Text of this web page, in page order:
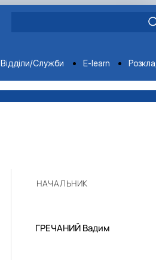
Відділи/Служби E-learn
НАЧАЛЬНИК
ГРЕЧАНИЙ Вадим